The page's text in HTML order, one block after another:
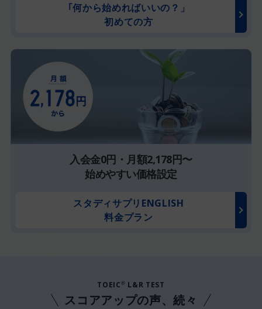
｢何から始めればいいの？」
初めての方
入会金0円・月額2,178円〜
始めやすい価格設定
スタディサプリENGLISH
料金プラン
TOEIC ® L&R TEST
スコアアップの声、続々